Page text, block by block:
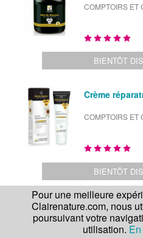
COMPTOIRS ET
BIENTÔT
Crème
COMPTOIRS ET
BIENTÔT
Soin
COMPTOIRS ET
Pour une meilleure
Clairenature.com, nous
poursuivant votre
utilisation.